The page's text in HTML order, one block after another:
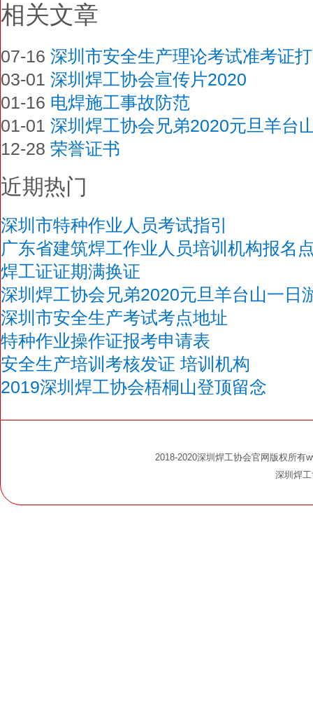
相关文章
07-16 深圳市安全生产理论考试准考证
03-01 深圳焊工协会宣传片2020
01-16 电焊施工事故防范
01-01 深圳焊工协会兄弟2020元旦羊台
12-28 荣誉证书
近期热门
深圳市特种作业人员考试指引
广东省建筑焊工作业人员培训机构报名
焊工证证期满换证
深圳焊工协会兄弟2020元旦羊台山一日
深圳市安全生产考试考点地址
特种作业操作证报考申请表
安全生产培训考核发证 培训机构
2019深圳焊工协会梧桐山登顶留念
2018-2020深圳焊工协会官网版权所有
深圳焊